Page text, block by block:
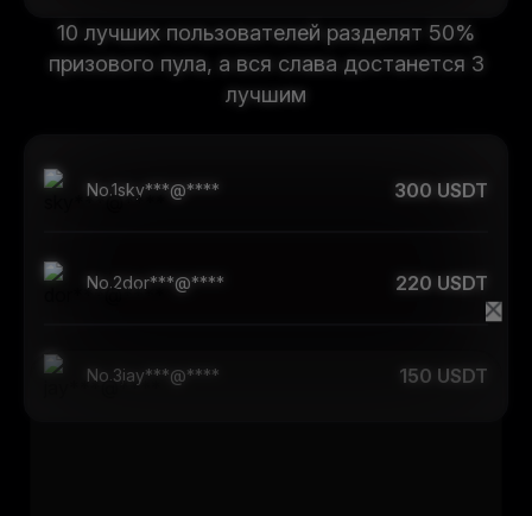
10 лучших пользователей разделят 50%
призового пула, а вся слава достанется 3
лучшим
No.1sky***@**** 300 USDT
No.2dor***@**** 220 USDT
No.3jay***@**** 150 USDT